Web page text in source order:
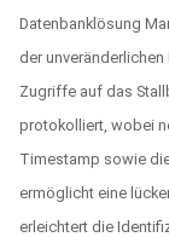
Datenbanklösung
der
Zugriffe auf das
protokolliert, wobei
Timestamp sowie
ermöglicht eine
erleichtert die